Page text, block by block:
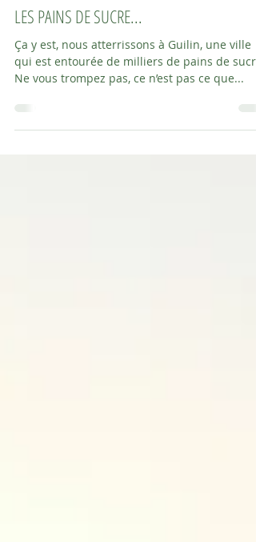
4 avr. 2019
2 min de lecture
LES PAINS DE SUCRE...
Ça y est, nous atterrissons à Guilin, une ville
qui est entourée de milliers de pains de